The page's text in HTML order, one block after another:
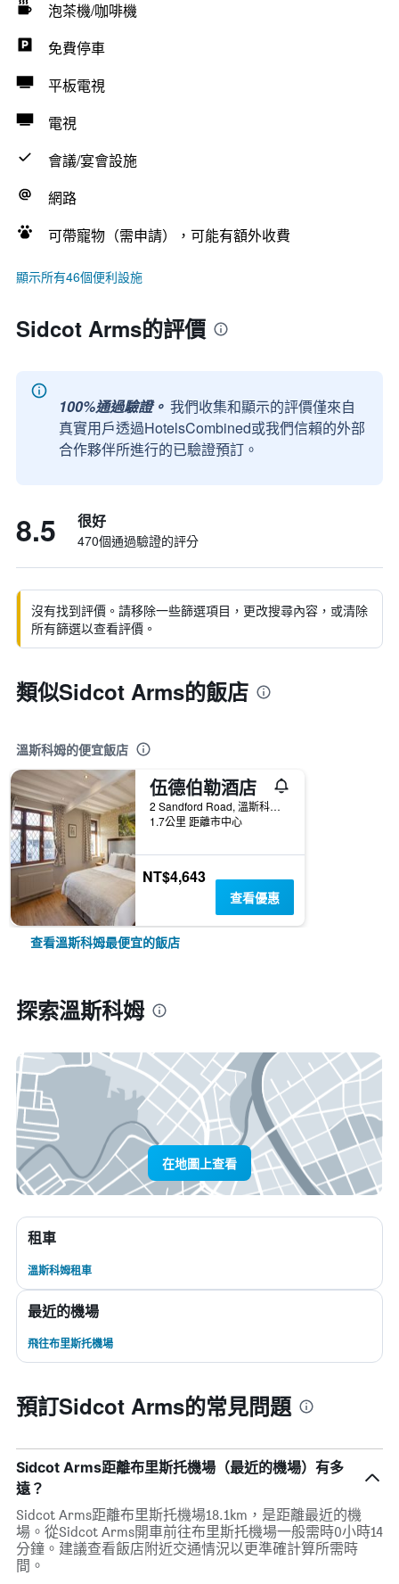
泡茶機/咖啡機
免費停車
平板電視
電視
會議/宴會設施
網路
可帶寵物（需申請），可能有額外收費
顯示所有46個便利設施
Sidcot Arms的評價
100%通過驗證。 我們收集和顯示的評價僅來自
真實用戶透過HotelsCombined或我們信賴的外部
合作夥伴所進行的已驗證預訂。
8.5 很好
470個通過驗證的評分
沒有找到評價。請移除一些篩選項目，更改搜尋內容，或清除
所有篩選以查看評價。
類似Sidcot Arms的飯店
溫斯科姆的便宜飯店
伍德伯勒酒店
2 Sandford Road, 溫斯科姆, 英國
1.7公里 距離市中心
NT$4,643
查看優惠
查看溫斯科姆最便宜的飯店
探索溫斯科姆
在地圖上查看
租車
溫斯科姆租車
最近的機場
飛往布里斯托機場
預訂Sidcot Arms的常見問題
Sidcot Arms距離布里斯托機場（最近的機場）有多
遠？
Sidcot Arms距離布里斯托機場18.1km，是距離最近的機
場。從Sidcot Arms開車前往布里斯托機場一般需時0小時14
分鐘。建議查看飯店附近交通情況以更準確計算所需時
間。